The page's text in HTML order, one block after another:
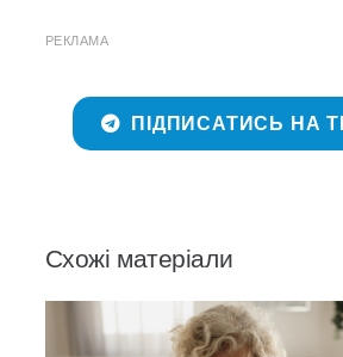
РЕКЛАМА
ПІДПИСАТИСЬ НА
Схожі матеріали